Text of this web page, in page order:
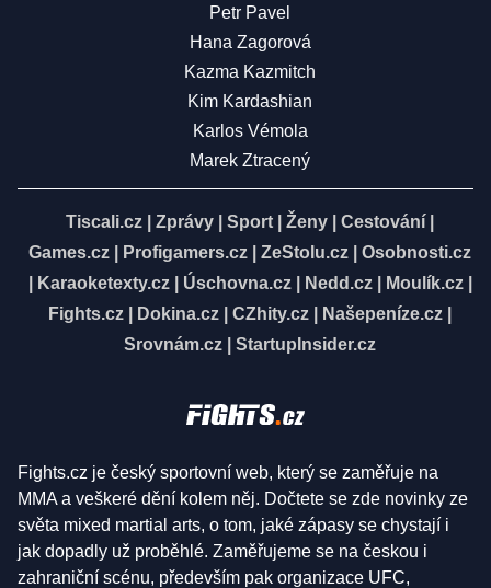
Petr Pavel
Hana Zagorová
Kazma Kazmitch
Kim Kardashian
Karlos Vémola
Marek Ztracený
Tiscali.cz Zprávy Sport Ženy Cestování
Games.cz
Profigamers.cz ZeStolu.cz
Osobnosti.cz
Karaoketexty.cz| Úschovna.cz| Nedd.cz| Moulík.cz|
Fights.cz
Dokina.cz CZhity.cz Našepeníze.cz
Srovnám.cz
StartupInsider.cz
Fights.cz je český sportovní web, který se zaměřuje na
MMA a veškeré dění kolem něj. Dočtete se zde novinky ze
světa mixed martial arts, o tom, jaké zápasy se chystají i
jak dopadly už proběhlé. Zaměřujeme se na českou i
zahraniční scénu, především pak organizace UFC,